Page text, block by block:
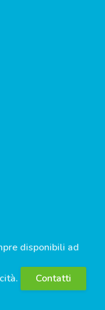
disponibili ad
Contatti